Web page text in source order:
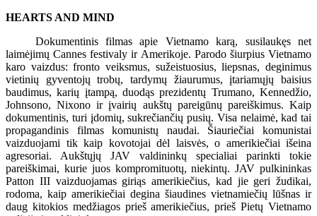
HEARTS AND MIND
Dokumentinis filmas apie Vietnamo karą, susilaukęs net
laimėjimų Cannes festivaly ir Amerikoje. Parodo šiurpius Vietnamo
karo vaizdus: fronto veiksmus, sužeistuosius, liepsnas, deginimus
vietinių gyventojų trobų, tardymų žiaurumus, įtariamųjų baisius
baudimus, karių įtampą, duodąs prezidentų Trumano, Kennedžio,
Johnsono, Nixono ir įvairių aukštų pareigūnų pareiškimus. Kaip
dokumentinis, turi įdomių, sukrečiančių pusių. Visa nelaimė, kad tai
propagandinis filmas komunistų naudai. Šiauriečiai komunistai
vaizduojami tik kaip kovotojai dėl laisvės, o amerikiečiai išeina
agresoriai. Aukštųjų JAV valdininkų specialiai parinkti tokie
pareiškimai, kurie juos kompromituotų, niekintų. JAV pulkininkas
Patton III vaizduojamas giriąs amerikiečius, kad jie geri žudikai,
rodoma, kaip amerikiečiai degina šiaudines vietnamiečių lūšnas ir
daug kitokios medžiagos prieš amerikiečius, prieš Pietų Vietnamo